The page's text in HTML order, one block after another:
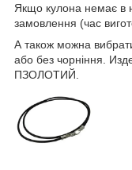
Якщо кулона немає в
замовлення (час
А також можна
або без чорніння.
ПЗОЛОТИЙ.